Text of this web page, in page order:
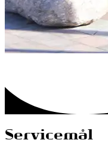
Servicemål